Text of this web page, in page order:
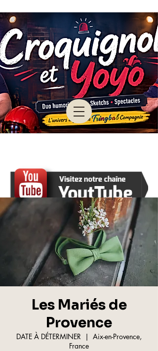
Les Mariés de
Provence
DATE À DÉTERMINER
  |
Aix-en-Provence,
France